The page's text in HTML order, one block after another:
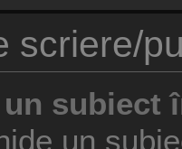
scriere/
subiect
un